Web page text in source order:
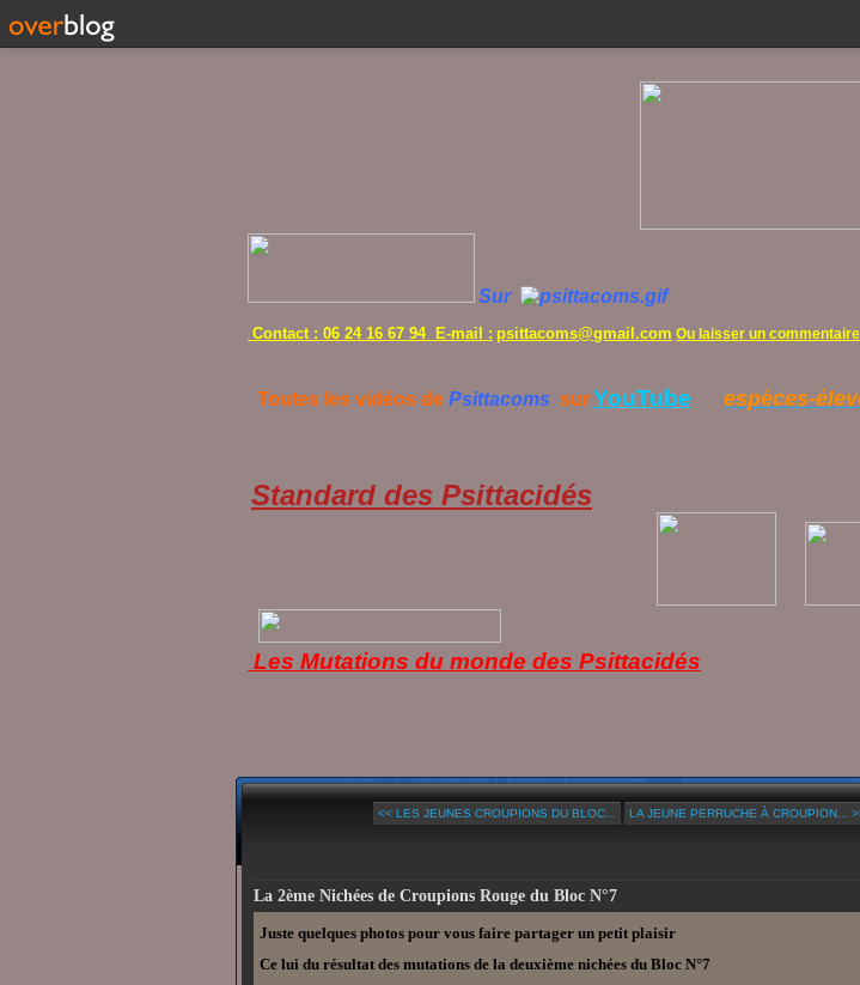
Sur
Contact : 06 24 16 67 94 E-mail : psittacoms@gmail.com Ou laisser un
Toutes les vidéos de Psittacoms surYouTube espèces-
Standard des Psittacidés
Les Mutations du monde des Psittacidés
<< LES JEUNES CROUPIONS DU BLOC... LA JEUNE PERRUCHE À CROUPION...
La 2ème Nichées de Croupions Rouge du Bloc N°7
Juste quelques photos pour vous faire partager un petit plaisir
Ce lui du résultat des mutations de la deuxième nichées du Bloc N°7